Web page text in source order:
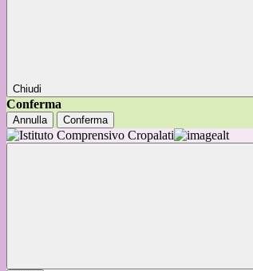
Chiudi
Conferma
Annulla Conferma